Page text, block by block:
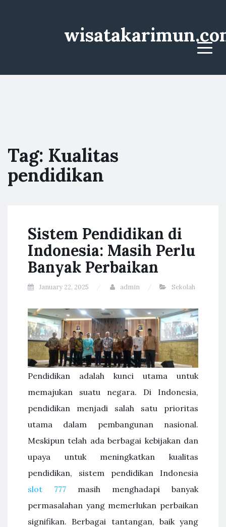
Menu
Tag: Kualitas
pendidikan
Sistem Pendidikan di
Indonesia: Masih Perlu
Banyak Perbaikan
January 22, 2025 admin Sekolah
Pendidikan adalah kunci utama untuk
memajukan suatu negara. Di Indonesia,
pendidikan menjadi salah satu prioritas
utama dalam pembangunan nasional.
Meskipun telah ada berbagai kebijakan dan
upaya untuk meningkatkan kualitas
pendidikan, sistem pendidikan Indonesia
slot 777 masih menghadapi banyak
permasalahan yang memerlukan perbaikan
signifikan. Berbagai tantangan, baik yang